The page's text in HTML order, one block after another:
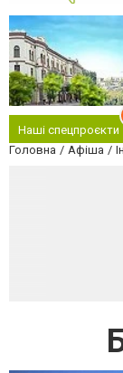
Наші спецпроєкти
Головна Афіша